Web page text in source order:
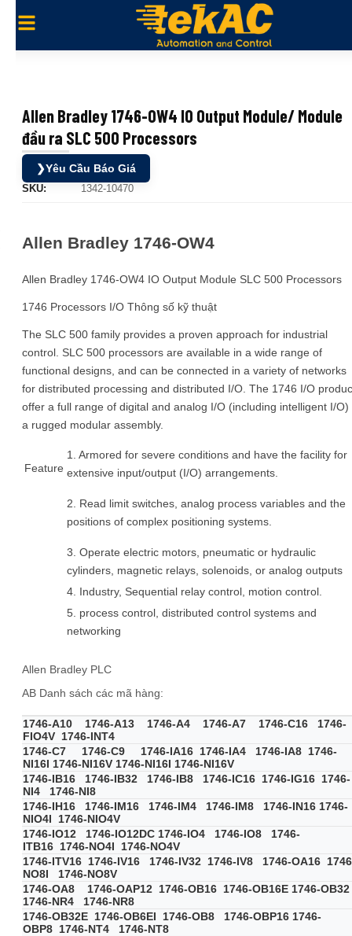
Allen Bradley 1746-OW4 IO Output Module/ Module
đầu ra SLC 500 Processors
❯Yêu Cầu Báo Giá
SKU: 1342-10470
Allen Bradley 1746-OW4
Allen Bradley 1746-OW4 IO Output Module SLC 500 Processors
1746 Processors I/O Thông số kỹ thuật
The SLC 500 family provides a proven approach for industrial
control. SLC 500 processors are available in a wide range of
functional designs, and can be connected in a variety of networks
for distributed processing and distributed I/O. The 1746 I/O
offer a full range of digital and analog I/O (including intelligent I/O)
a rugged modular assembly.
Feature
1. Armored for severe conditions and have the facility for
extensive input/output (I/O) arrangements.
2. Read limit switches, analog process variables and the
positions of complex positioning systems.
3. Operate electric motors, pneumatic or hydraulic
cylinders, magnetic relays, solenoids, or analog outputs
4. Industry, Sequential relay control, motion control.
5. process control, distributed control systems and
networking
Allen Bradley PLC
AB Danh sách các mã hàng:
1746-A10 1746-A13 1746-A4 1746-A7 1746-C16 1746-
FIO4V 1746-INT4
1746-C7 1746-C9 1746-IA16 1746-IA4 1746-IA8 1746-
NI16I 1746-NI16V 1746-NI16I 1746-NI16V
1746-IB16 1746-IB32 1746-IB8 1746-IC16 1746-IG16 1746-
NI4 1746-NI8
1746-IH16 1746-IM16 1746-IM4 1746-IM8 1746-IN16 1746-
NIO4I 1746-NIO4V
1746-IO12 1746-IO12DC 1746-IO4 1746-IO8 1746-
ITB16 1746-NO4I 1746-NO4V
1746-ITV16 1746-IV16 1746-IV32 1746-IV8 1746-OA16
NO8I 1746-NO8V
1746-OA8 1746-OAP12 1746-OB16 1746-OB16E 1746-OB32
1746-NR4 1746-NR8
1746-OB32E 1746-OB6EI 1746-OB8 1746-OBP16 1746-
OBP8 1746-NT4 1746-NT8